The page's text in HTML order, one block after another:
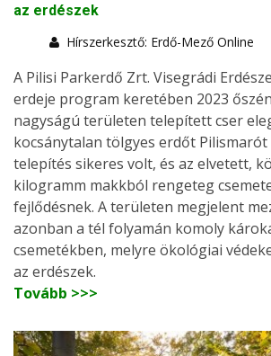
az erdészek
Hírszerkesztő: Erdő-Mező Online
A Pilisi Parkerdő Zrt. Visegrádi
erdeje program keretében 2023
nagyságú területen telepített cser
kocsánytalan tölgyes erdőt
telepítés sikeres volt, és az elvetett,
kilogramm makkból rengeteg
fejlődésnek. A területen megjelent
azonban a tél folyamán komoly
csemetékben, melyre ökológiai
az erdészek.
Tovább >>>